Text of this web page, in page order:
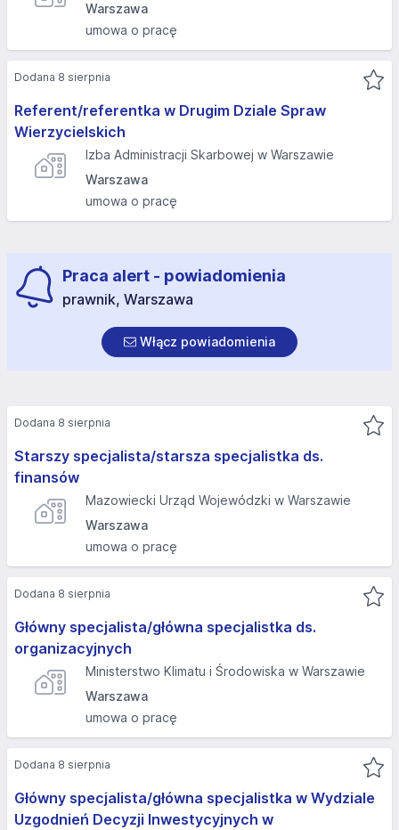
Warszawa
umowa o pracę
Referent/referentka w Drugim Dziale Spraw
Wierzycielskich
Izba Administracji Skarbowej w Warszawie
Warszawa
umowa o pracę
Dodana 8 sierpnia
Praca alert - powiadomienia
prawnik, Warszawa
Włącz powiadomienia
Starszy specjalista/starsza specjalistka ds.
finansów
Mazowiecki Urząd Wojewódzki w Warszawie
Warszawa
umowa o pracę
Dodana 8 sierpnia
Główny specjalista/główna specjalistka ds.
organizacyjnych
Ministerstwo Klimatu i Środowiska w Warszawie
Warszawa
umowa o pracę
Dodana 8 sierpnia
Główny specjalista/główna specjalistka w Wydziale
Uzgodnień Decyzji Inwestycyjnych w
Dodana 8 sierpnia